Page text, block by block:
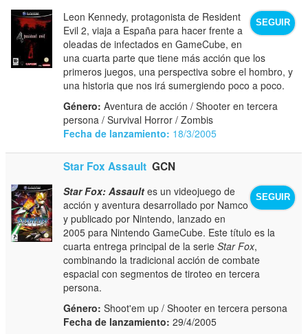
SEGUIR
Leon Kennedy, protagonista de Resident
Evil 2, viaja a España para hacer frente a
oleadas de infectados en GameCube, en
una cuarta parte que tiene más acción que los
primeros juegos, una perspectiva sobre el hombro, y
una historia que nos irá sumergiendo poco a poco.
Género: Aventura de acción / Shooter en tercera
persona / Survival Horror / Zombis
Fecha de lanzamiento: 18/3/2005
Star Fox Assault GCN
SEGUIR
Star Fox: Assault es un videojuego de
acción y aventura desarrollado por Namco
y publicado por Nintendo, lanzado en
2005 para Nintendo GameCube. Este título es la
cuarta entrega principal de la serieStar Fox,
combinando la tradicional acción de combate
espacial con segmentos de tiroteo en tercera
persona.
Género: Shoot'em up / Shooter en tercera persona
Fecha de lanzamiento: 29/4/2005